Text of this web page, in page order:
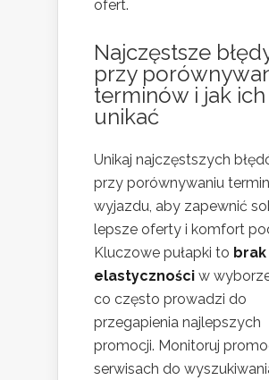
ofert.
Najczęstsze
przy
terminów i jak ich
unikać
Unikaj najczęstszych
przy porównywaniu
wyjazdu, aby zapewnić
lepsze oferty i komfort
Kluczowe pułapki to brak
elastyczności w
co często prowadzi do
przegapienia najlepszych
promocji. Monitoruj
serwisach do